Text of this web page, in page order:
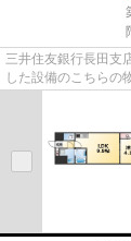
三井住友銀行長田支
した設備のこちらの